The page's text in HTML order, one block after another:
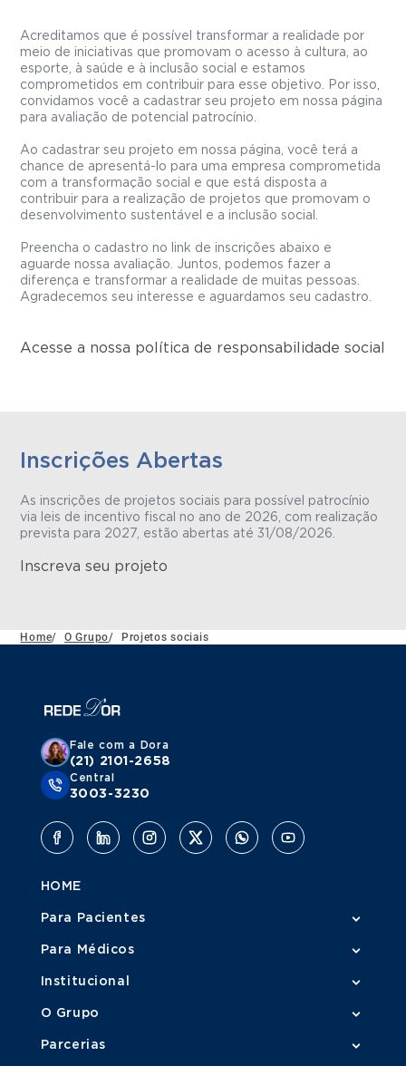
Acreditamos que é possível transformar a realidade por
meio de iniciativas que promovam o acesso à cultura, ao
esporte, à saúde e à inclusão social e estamos
comprometidos em contribuir para esse objetivo. Por isso,
convidamos você a cadastrar seu projeto em nossa página
para avaliação de potencial patrocínio.
Ao cadastrar seu projeto em nossa página, você terá a
chance de apresentá-lo para uma empresa comprometida
com a transformação social e que está disposta a
contribuir para a realização de projetos que promovam o
desenvolvimento sustentável e a inclusão social.
Preencha o cadastro no link de inscrições abaixo e
aguarde nossa avaliação. Juntos, podemos fazer a
diferença e transformar a realidade de muitas pessoas.
Agradecemos seu interesse e aguardamos seu cadastro.
Acesse a nossa política de responsabilidade social
Inscrições Abertas
As inscrições de projetos sociais para possível patrocínio
via leis de incentivo fiscal no ano de 2026, com realização
prevista para 2027, estão abertas até 31/08/2026.
Inscreva seu projeto
Home/ O Grupo/ Projetos sociais
Fale com a Dora
(21) 2101-2658
Central
3003-3230
HOME
Para Pacientes
Para Médicos
Institucional
O Grupo
Parcerias